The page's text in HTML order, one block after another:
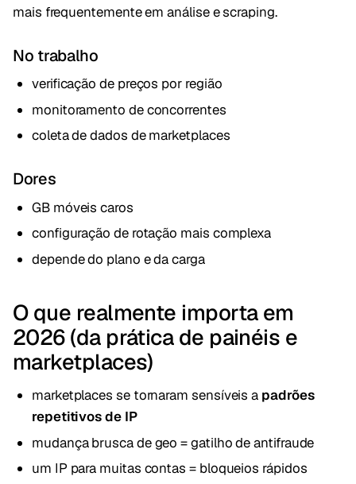
mais frequentemente em análise e scraping.
No trabalho
verificação de preços por região
monitoramento de concorrentes
coleta de dados de marketplaces
Dores
GB móveis caros
configuração de rotação mais complexa
depende do plano e da carga
O que realmente importa em
2026 (da prática de painéis e
marketplaces)
marketplaces se tornaram sensíveis a padrões
repetitivos de IP
mudança brusca de geo = gatilho de antifraude
um IP para muitas contas = bloqueios rápidos